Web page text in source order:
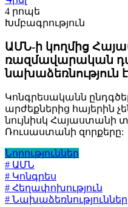
4 րոպե
Խմբագրություն
ԱՄՆ-ի կողմից
ռազմավարական
նախաձեռնություն
Կոնգրեսականն
արժեքներից հայերին
նույնիսկ Հայաստանի
Ռուսաստանի զորքերը:
Նորություններ
# ԱՄՆ
# Կոնգրես
# Հեղափոխություն
# Նախաձեռնություններ